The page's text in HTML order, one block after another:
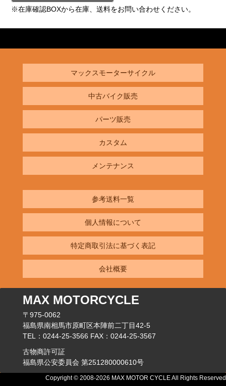
※在庫確認BOXから在庫、送料をお問い合わせください。
マックスモーターサイクル
中古バイク販売
パーツ販売
カスタム
メンテナンス
参考送料一覧
個人情報について
特定商取引法に基づく表記
会社概要
MAX MOTORCYCLE
〒975-0062
福島県南相馬市原町区本陣前二丁目42-5
TEL：0244-25-3566 FAX：0244-25-3567
古物商許可証
福島県公安委員会 第251280000610号
Copyright © 2008-2026 MAX MOTOR CYCLE All Rights Reserved